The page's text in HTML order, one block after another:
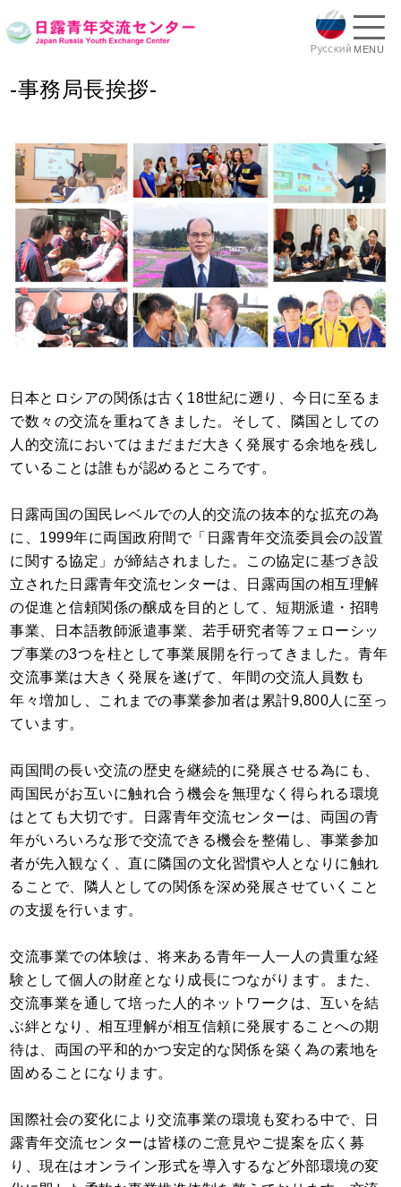
MENU
-事務局長挨拶-
日本とロシアの関係は古く18世紀に遡り、今日に至るま
で数々の交流を重ねてきました。そして、隣国としての
人的交流においてはまだまだ大きく発展する余地を残し
ていることは誰もが認めるところです。
日露両国の国民レベルでの人的交流の抜本的な拡充の為
に、1999年に両国政府間で「日露青年交流委員会の設置
に関する協定」が締結されました。この協定に基づき設
立された日露青年交流センターは、日露両国の相互理解
の促進と信頼関係の醸成を目的として、短期派遣・招聘
事業、日本語教師派遣事業、若手研究者等フェローシッ
プ事業の3つを柱として事業展開を行ってきました。青年
交流事業は大きく発展を遂げて、年間の交流人員数も
年々増加し、これまでの事業参加者は累計9,800人に至っ
ています。
両国間の長い交流の歴史を継続的に発展させる為にも、
両国民がお互いに触れ合う機会を無理なく得られる環境
はとても大切です。日露青年交流センターは、両国の青
年がいろいろな形で交流できる機会を整備し、事業参加
者が先入観なく、直に隣国の文化習慣や人となりに触れ
ることで、隣人としての関係を深め発展させていくこと
の支援を行います。
交流事業での体験は、将来ある青年一人一人の貴重な経
験として個人の財産となり成長につながります。また、
交流事業を通して培った人的ネットワークは、互いを結
ぶ絆となり、相互理解が相互信頼に発展することへの期
待は、両国の平和的かつ安定的な関係を築く為の素地を
固めることになります。
国際社会の変化により交流事業の環境も変わる中で、日
露青年交流センターは皆様のご意見やご提案を広く募
り、現在はオンライン形式を導入するなど外部環境の変